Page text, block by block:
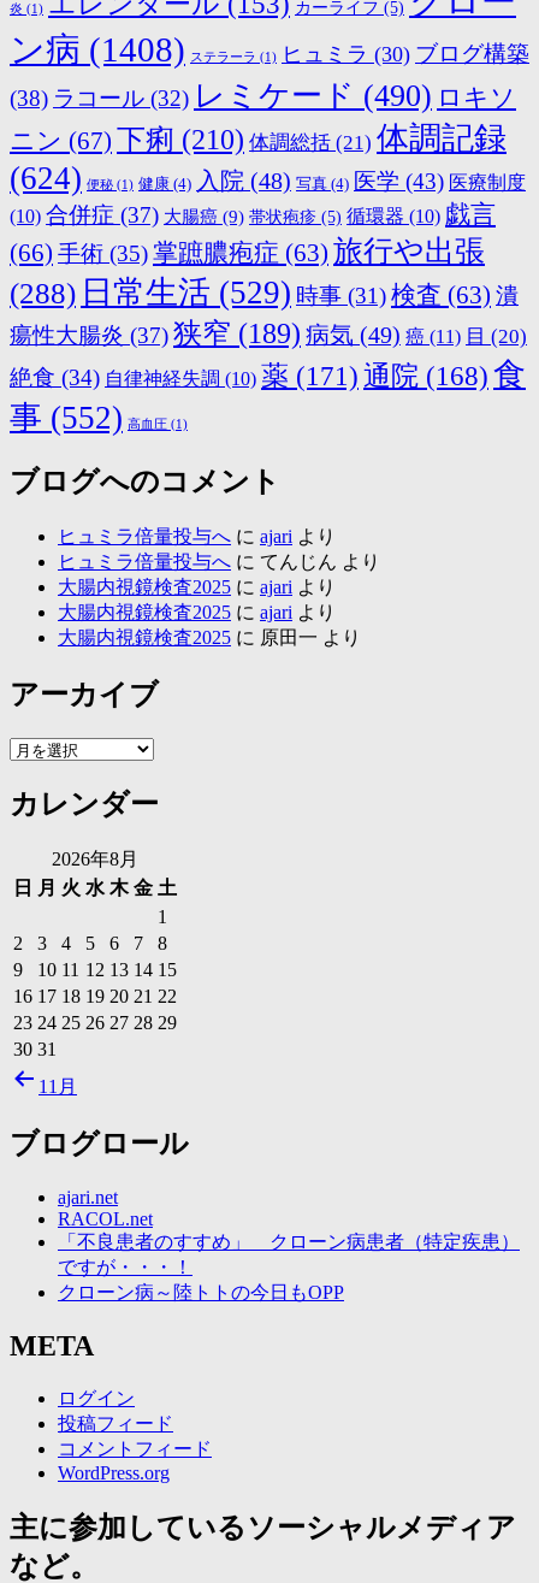
炎 (1) カーライフ (5)
ン病 (1408) ステラーラ (1) ヒュミラ (30) ブログ構築
(38) ラコール (32) レミケード (490) ロキソ
ニン (67) 下痢 (210) 体調総括 (21) 体調記録
(624) 便秘 (1) 健康 (4) 入院 (48) 写真 (4) 医学 (43) 医療制度
(10) 合併症 (37) 大腸癌 (9) 帯状疱疹 (5) 循環器 (10) 戯言
(66) 手術 (35)掌蹠膿疱症 (63) 旅行や出張
(288) 日常生活 (529) 時事 (31)検査 (63) 潰
瘍性大腸炎 (37)狭窄 (189) 病気 (49) 癌 (11) 目 (20)
絶食 (34) 自律神経失調 (10) 薬 (171)通院 (168)食
事 (552) 高血圧 (1)
ブログへのコメント
ヒュミラ倍量投与へ に ajari より
ヒュミラ倍量投与へ に てんじん より
大腸内視鏡検査2025 に ajari より
大腸内視鏡検査2025 に ajari より
大腸内視鏡検査2025 に 原田一 より
アーカイブ
ア
カ
イ
カレンダー
2026年8月
日
月 火 水 木 金 土
1
2
3 4 5 6 7
8
9
10 11 12 13 14 15
16 17 18 19 20 21 22
23 24 25 26 27 28 29
30 31
11月
ブログロール
ajari.net
RACOL.net
「不良患者のすすめ」 クローン病患者（特定疾患）
ですが・・・！
クローン病～陸トトの今日もOPP
META
ログイン
投稿フィード
コメントフィード
WordPress.org
主に参加しているソーシャルメディア
など。